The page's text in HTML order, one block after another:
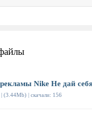
Nike Не дай
| (3.44Mb) | скачали: 156